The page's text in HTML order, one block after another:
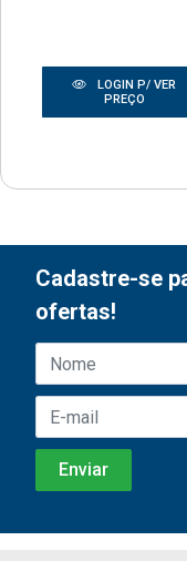
LOGIN P/ VER
PREÇO
Cadastre-se
ofertas!